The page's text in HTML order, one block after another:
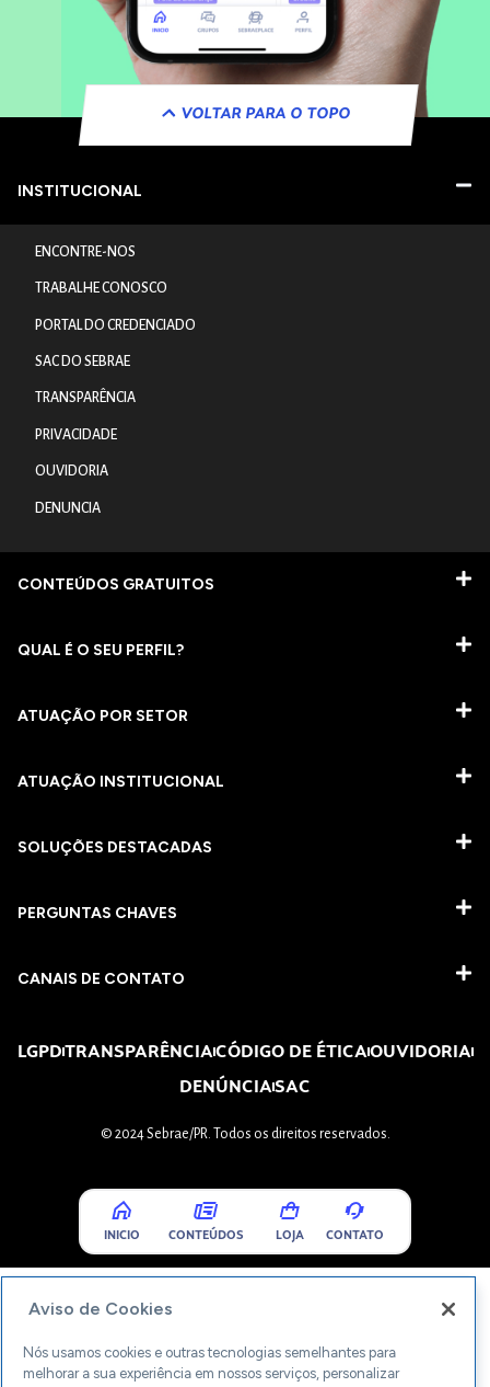
VOLTAR PARA O TOPO
INSTITUCIONAL
ENCONTRE-NOS
TRABALHE CONOSCO
PORTAL DO CREDENCIADO
SAC DO SEBRAE
TRANSPARÊNCIA
PRIVACIDADE
OUVIDORIA
DENUNCIA
CONTEÚDOS GRATUITOS
QUAL É O SEU PERFIL?
ATUAÇÃO POR SETOR
ATUAÇÃO INSTITUCIONAL
SOLUÇÕES DESTACADAS
PERGUNTAS CHAVES​
CANAIS DE CONTATO
LGPDTRANSPARÊNCIACÓDIGO DE ÉTICAOUVIDORIA
DENÚNCIASAC
© 2024 Sebrae/PR. Todos os direitos reservados.
INICIO CONTEÚDOS LOJA CONTATO
Aviso de Cookies
Nós usamos cookies e outras tecnologias semelhantes para
melhorar a sua experiência em nossos serviços, personalizar